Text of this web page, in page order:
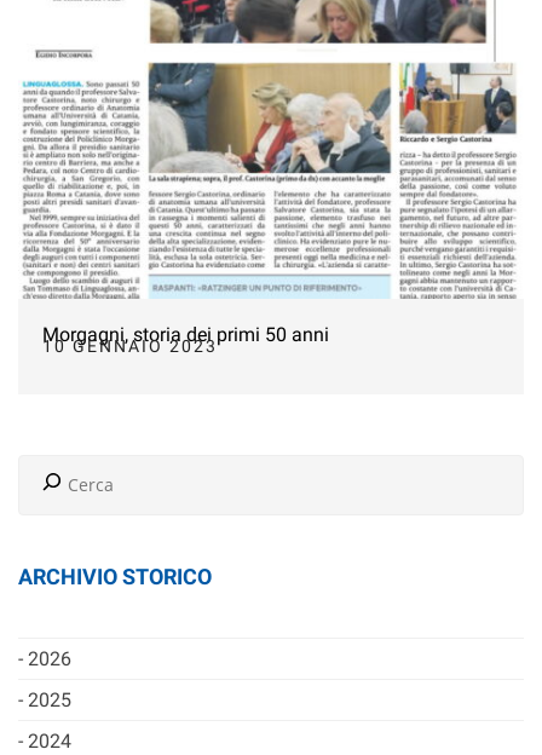
Morgagni, storia dei primi 50 anni
10 GENNAIO 2023
ARCHIVIO STORICO
2026
2025
2024